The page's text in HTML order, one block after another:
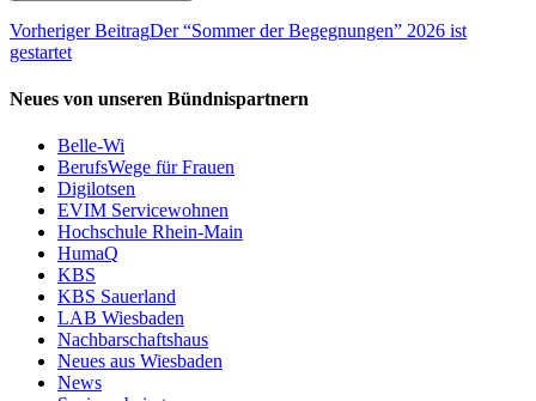
Vorheriger BeitragDer “Sommer der Begegnungen” 2026 ist
gestartet
Neues von unseren Bündnispartnern
Belle-Wi
BerufsWege für Frauen
Digilotsen
EVIM Servicewohnen
Hochschule Rhein-Main
HumaQ
KBS
KBS Sauerland
LAB Wiesbaden
Nachbarschaftshaus
Neues aus Wiesbaden
News